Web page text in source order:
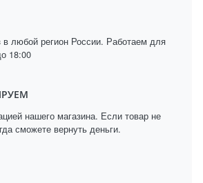
любой регион России. Работаем для
18:00
нашего магазина. Если товар не
сможете вернуть деньги.